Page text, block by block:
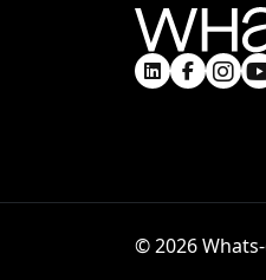
© 2026